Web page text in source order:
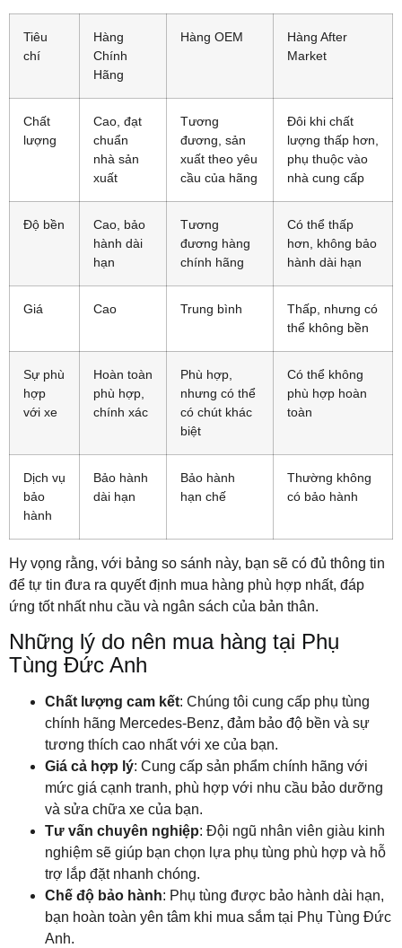
Tiêu
chí
Hàng
Chính
Hãng
Hàng OEM
Hàng After
Market
Chất
lượng
Cao, đạt
chuẩn
nhà sản
xuất
Tương
đương, sản
xuất theo yêu
cầu của hãng
Đôi khi chất
lượng thấp hơn,
phụ thuộc vào
nhà cung cấp
Độ bền
Cao, bảo
hành dài
hạn
Tương
đương hàng
chính hãng
Có thể thấp
hơn, không bảo
hành dài hạn
Giá Cao Trung bình
Thấp, nhưng có
thể không bền
Sự phù
hợp
với xe
Hoàn toàn
phù hợp,
chính xác
Phù hợp,
nhưng có thể
có chút khác
biệt
Có thể không
phù hợp hoàn
toàn
Dịch vụ
bảo
hành
Bảo hành
dài hạn
Bảo hành
hạn chế
Thường không
có bảo hành
Hy vọng rằng, với bảng so sánh này, bạn sẽ có đủ thông tin
để tự tin đưa ra quyết định mua hàng phù hợp nhất, đáp
ứng tốt nhất nhu cầu và ngân sách của bản thân.
Những lý do nên mua hàng tại Phụ
Tùng Đức Anh
Chất lượng cam kết: Chúng tôi cung cấp phụ tùng
chính hãng Mercedes-Benz, đảm bảo độ bền và sự
tương thích cao nhất với xe của bạn.
Giá cả hợp lý: Cung cấp sản phẩm chính hãng với
mức giá cạnh tranh, phù hợp với nhu cầu bảo dưỡng
và sửa chữa xe của bạn.
Tư vấn chuyên nghiệp: Đội ngũ nhân viên giàu kinh
nghiệm sẽ giúp bạn chọn lựa phụ tùng phù hợp và hỗ
trợ lắp đặt nhanh chóng.
Chế độ bảo hành: Phụ tùng được bảo hành dài hạn,
bạn hoàn toàn yên tâm khi mua sắm tại Phụ Tùng Đức
Anh.